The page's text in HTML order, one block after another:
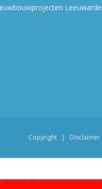
Copyright | Disclaimer